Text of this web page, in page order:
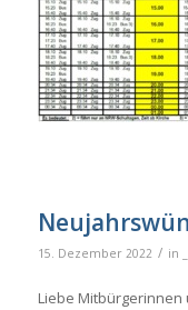
15. Dezember 2022 / in
Liebe Mitbürgerinnen